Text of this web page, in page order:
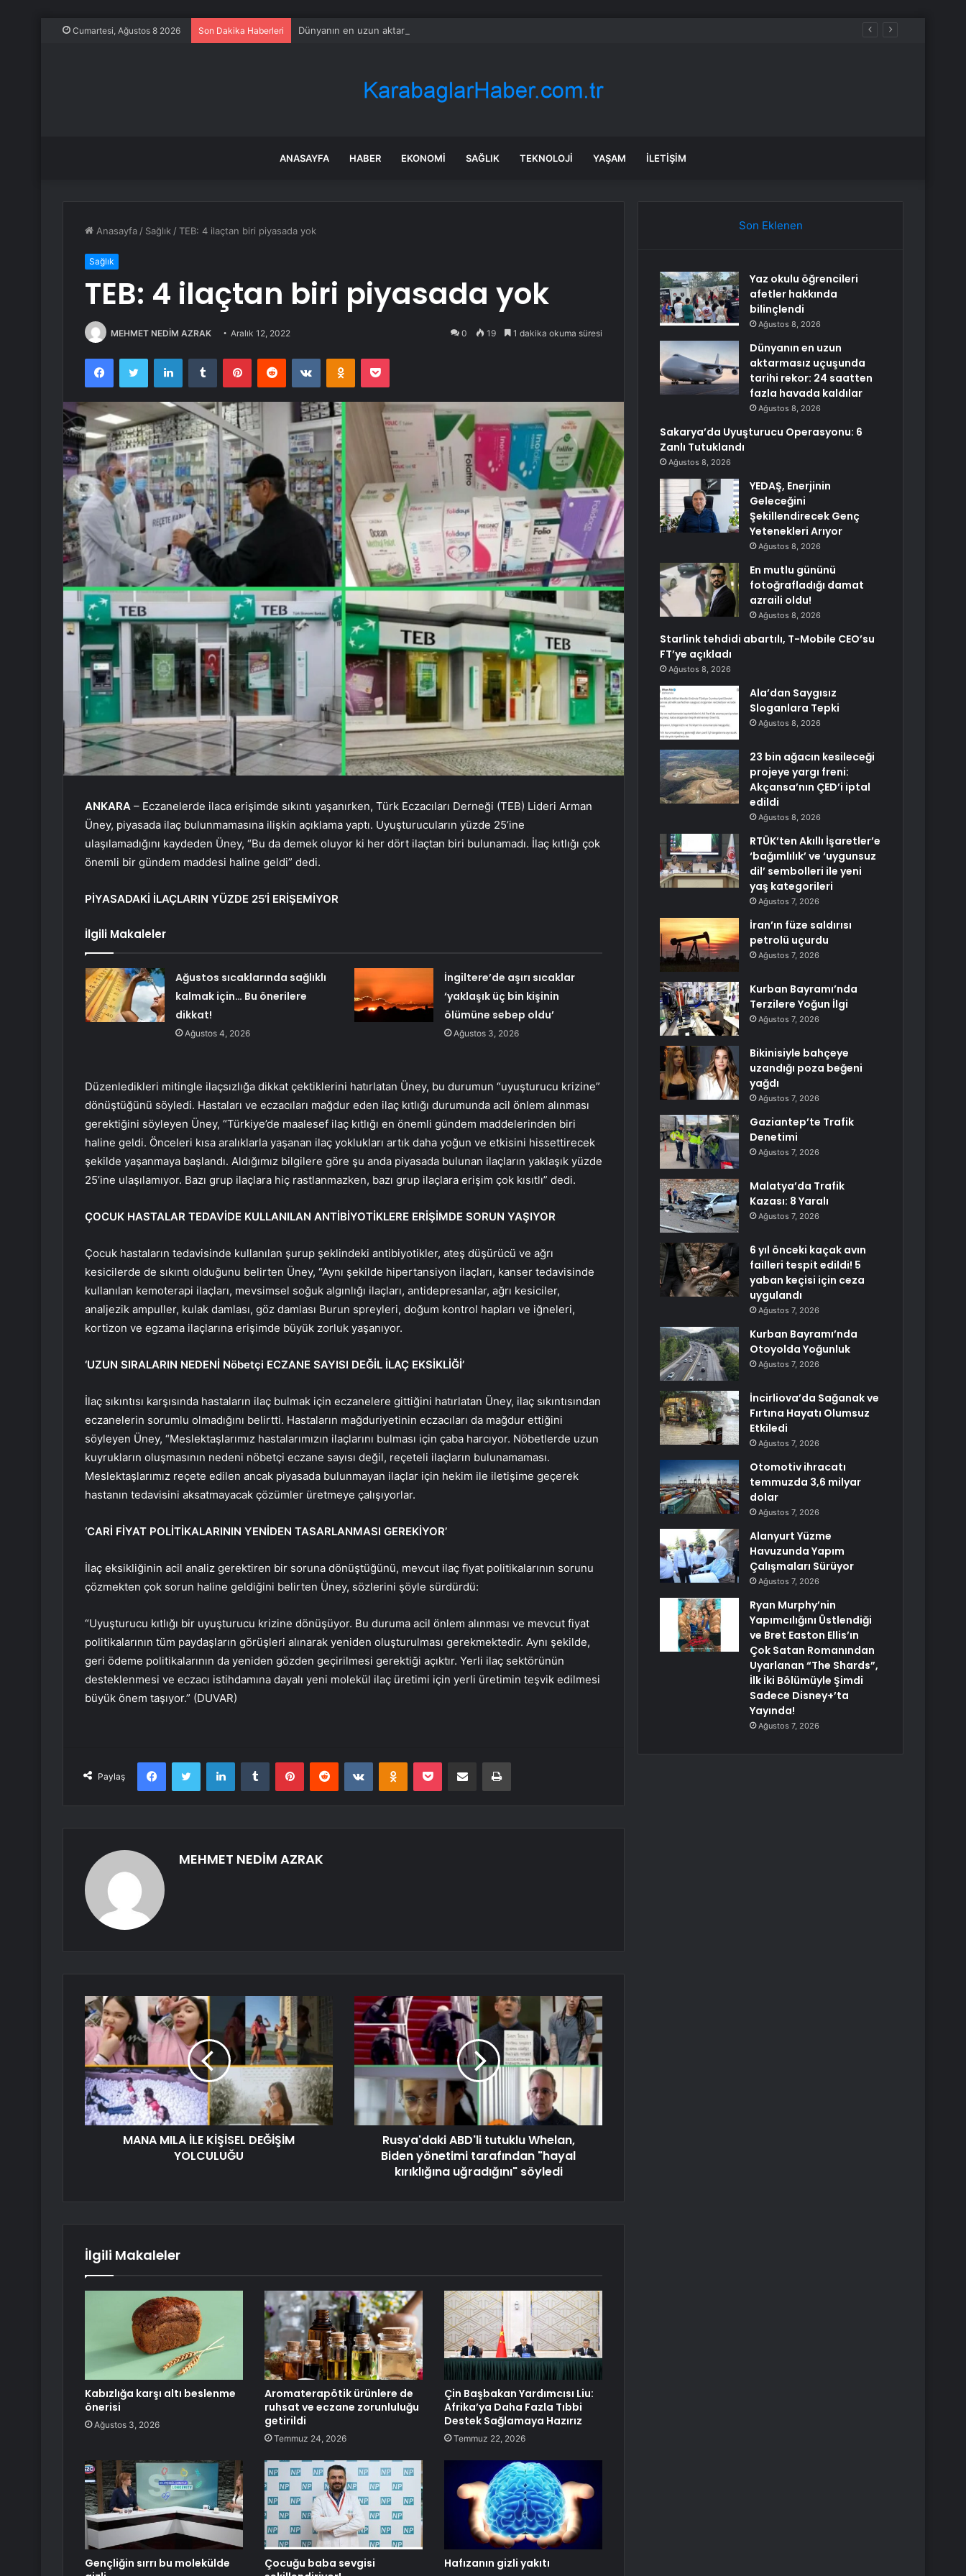
Cumartesi, Ağustos 8 2026 Son Dakika Haberleri Dünyanın en uzun aktarmasız uçuşunda tarihi rekor: 24 saatten fazla havada kaldılar
ANASAYFA HABER EKONOMI SAĞLIK TEKNOLOJI YAŞAM İLETIŞIM
Anasayfa / Sağlık /TEB: 4 ilaçtan biri piyasada yok
Sağlık
TEB: 4 ilaçtan biri piyasada yok
MEHMET NEDİM AZRAK Aralık 12, 2022 0 19 1 dakika okuma süresi
FacebookTwitter LinkedInTumblr PinterestReddit VKontakteOdnoklassniki
Pocket
ANKARA – Eczanelerde ilaca erişimde sıkıntı yaşanırken, Türk Eczacıları Derneği (TEB) Lideri Arman
Üney, piyasada ilaç bulunmamasına ilişkin açıklama yaptı. Uyuşturucuların yüzde 25’ine
ulaşılamadığını kaydeden Üney, “Bu da demek oluyor ki her dört ilaçtan biri bulunamadı. İlaç kıtlığı çok
önemli bir gündem maddesi haline geldi” dedi.
PİYASADAKİ İLAÇLARIN YÜZDE 25’İ ERİŞEMİYOR
İlgili Makaleler
Ağustos sıcaklarında sağlıklı
kalmak için… Bu önerilere
dikkat!
Ağustos 4, 2026
İngiltere’de aşırı sıcaklar
‘yaklaşık üç bin kişinin
ölümüne sebep oldu’
Ağustos 3, 2026
Düzenledikleri mitingle ilaçsızlığa dikkat çektiklerini hatırlatan Üney, bu durumun “uyuşturucu krizine”
dönüştüğünü söyledi. Hastaları ve eczacıları mağdur eden ilaç kıtlığı durumunda acil önlem alınması
gerektiğini söyleyen Üney, “Türkiye’de maalesef ilaç kıtlığı en önemli gündem maddelerinden biri
haline geldi. Önceleri kısa aralıklarla yaşanan ilaç yoklukları artık daha yoğun ve etkisini hissettirecek
şekilde yaşanmaya başlandı. Aldığımız bilgilere göre şu anda piyasada bulunan ilaçların yaklaşık yüzde
25’ine ulaşılamıyor. Bazı grup ilaçlara hiç rastlanmazken, bazı grup ilaçlara erişim çok kısıtlı” dedi.
ÇOCUK HASTALAR TEDAVİDE KULLANILAN ANTİBİYOTİKLERE ERİŞİMDE SORUN YAŞIYOR
Çocuk hastaların tedavisinde kullanılan şurup şeklindeki antibiyotikler, ateş düşürücü ve ağrı
kesicilerde de sıkıntı olduğunu belirten Üney, “Aynı şekilde hipertansiyon ilaçları, kanser tedavisinde
kullanılan kemoterapi ilaçları, mevsimsel soğuk algınlığı ilaçları, antidepresanlar, ağrı kesiciler,
analjezik ampuller, kulak damlası, göz damlası Burun spreyleri, doğum kontrol hapları ve iğneleri,
kortizon ve egzama ilaçlarına erişimde büyük zorluk yaşanıyor.
‘UZUN SIRALARIN NEDENİ Nöbetçi ECZANE SAYISI DEĞİL İLAÇ EKSİKLİĞİ’
İlaç sıkıntısı karşısında hastaların ilaç bulmak için eczanelere gittiğini hatırlatan Üney, ilaç sıkıntısından
eczanelerin sorumlu olmadığını belirtti. Hastaların mağduriyetinin eczacıları da mağdur ettiğini
söyleyen Üney, “Meslektaşlarımız hastalarımızın ilaçlarını bulması için çaba harcıyor. Nöbetlerde uzun
kuyrukların oluşmasının nedeni nöbetçi eczane sayısı değil, reçeteli ilaçların bulunamaması.
Meslektaşlarımız reçete edilen ancak piyasada bulunmayan ilaçlar için hekim ile iletişime geçerek
hastanın tedavisini aksatmayacak çözümler üretmeye çalışıyorlar.
‘CARİ FİYAT POLİTİKALARININ YENİDEN TASARLANMASI GEREKİYOR’
İlaç eksikliğinin acil analiz gerektiren bir soruna dönüştüğünü, mevcut ilaç fiyat politikalarının sorunu
çözmekten çok sorun haline geldiğini belirten Üney, sözlerini şöyle sürdürdü:
“Uyuşturucu kıtlığı bir uyuşturucu krizine dönüşüyor. Bu duruma acil önlem alınması ve mevcut fiyat
politikalarının tüm paydaşların görüşleri alınarak yeniden oluşturulması gerekmektedir. Aynı şekilde,
geri ödeme politikalarının da yeniden gözden geçirilmesi gerektiği açıktır. Yerli ilaç sektörünün
desteklenmesi ve eczacı istihdamına dayalı yeni molekül ilaç üretimi için yerli üretimin teşvik edilmesi
büyük önem taşıyor.” (DUVAR)
Paylaş
FacebookTwitter LinkedInTumblr PinterestReddit VKontakteOdnoklassniki
Pocket E-Posta ile paylaş Yazdır
MEHMET NEDİM AZRAK
MANA MILA İLE KİŞİSEL DEĞİŞİM
YOLCULUĞU
Rusya'daki ABD'li tutuklu Whelan,
Biden yönetimi tarafından "hayal
kırıklığına uğradığını" söyledi
İlgili Makaleler
Kabızlığa karşı altı beslenme
önerisi
Ağustos 3, 2026
Aromaterapötik ürünlere de
ruhsat ve eczane zorunluluğu
getirildi
Temmuz 24, 2026
Çin Başbakan Yardımcısı Liu:
Afrika’ya Daha Fazla Tıbbi
Destek Sağlamaya Hazırız
Temmuz 22, 2026
Gençliğin sırrı bu molekülde
Çocuğu baba sevgisi
Hafızanın gizli yakıtı
Son Eklenen
Yaz okulu öğrencileri
afetler hakkında
bilinçlendi
Ağustos 8, 2026
Dünyanın en uzun
aktarmasız uçuşunda
tarihi rekor: 24 saatten
fazla havada kaldılar
Ağustos 8, 2026
Sakarya’da Uyuşturucu Operasyonu: 6
Zanlı Tutuklandı
Ağustos 8, 2026
YEDAŞ, Enerjinin
Geleceğini
Şekillendirecek Genç
Yetenekleri Arıyor
Ağustos 8, 2026
En mutlu gününü
fotoğrafladığı damat
azraili oldu!
Ağustos 8, 2026
Starlink tehdidi abartılı, T-Mobile CEO’su
FT’ye açıkladı
Ağustos 8, 2026
Ala’dan Saygısız
Sloganlara Tepki
Ağustos 8, 2026
23 bin ağacın kesileceği
projeye yargı freni:
Akçansa’nın ÇED’i iptal
edildi
Ağustos 8, 2026
RTÜK’ten Akıllı İşaretler’e
‘bağımlılık’ ve ‘uygunsuz
dil’ sembolleri ile yeni
yaş kategorileri
Ağustos 7, 2026
İran’ın füze saldırısı
petrolü uçurdu
Ağustos 7, 2026
Kurban Bayramı’nda
Terzilere Yoğun İlgi
Ağustos 7, 2026
Bikinisiyle bahçeye
uzandığı poza beğeni
yağdı
Ağustos 7, 2026
Gaziantep’te Trafik
Denetimi
Ağustos 7, 2026
Malatya’da Trafik
Kazası: 8 Yaralı
Ağustos 7, 2026
6 yıl önceki kaçak avın
failleri tespit edildi! 5
yaban keçisi için ceza
uygulandı
Ağustos 7, 2026
Kurban Bayramı’nda
Otoyolda Yoğunluk
Ağustos 7, 2026
İncirliova’da Sağanak ve
Fırtına Hayatı Olumsuz
Etkiledi
Ağustos 7, 2026
Otomotiv ihracatı
temmuzda 3,6 milyar
dolar
Ağustos 7, 2026
Alanyurt Yüzme
Havuzunda Yapım
Çalışmaları Sürüyor
Ağustos 7, 2026
Ryan Murphy’nin
Yapımcılığını Üstlendiği
ve Bret Easton Ellis’ın
Çok Satan Romanından
Uyarlanan “The Shards”,
İlk İki Bölümüyle Şimdi
Sadece Disney+’ta
Yayında!
Ağustos 7, 2026